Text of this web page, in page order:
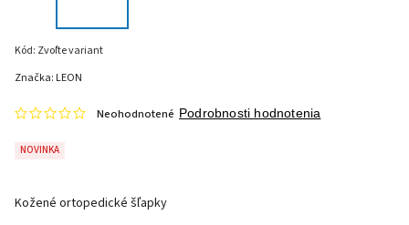
Kód: Zvoľte variant
NOVINKA
Neohodnotené Podrobnosti hodnotenia
Kožené ortopedické šľapky
Značka: LEON